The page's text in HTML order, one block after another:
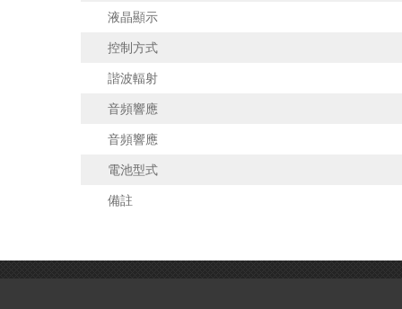
液晶顯示
控制方式
諧波輻射
音頻響應
音頻響應
電池型式
備註